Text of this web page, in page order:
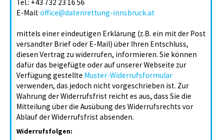
Tel.: +43 732 23 16 56
E-Mail: office@datenrettung-innsbruck.at
mittels einer eindeutigen Erklärung (z.B. ein mit der Post
versandter Brief oder E-Mail) über Ihren Entschluss,
diesen Vertrag zu widerrufen, informieren. Sie können
dafür das beigefügte oder auf unserer Webseite zur
Verfügung gestellte Muster-Widerrufsformular
verwenden, das jedoch nicht vorgeschrieben ist. Zur
Wahrung der Widerrufsfrist reicht es aus, dass Sie die
Mitteilung über die Ausübung des Widerrufsrechts vor
Ablauf der Widerrufsfrist absenden.
Widerrufsfolgen: